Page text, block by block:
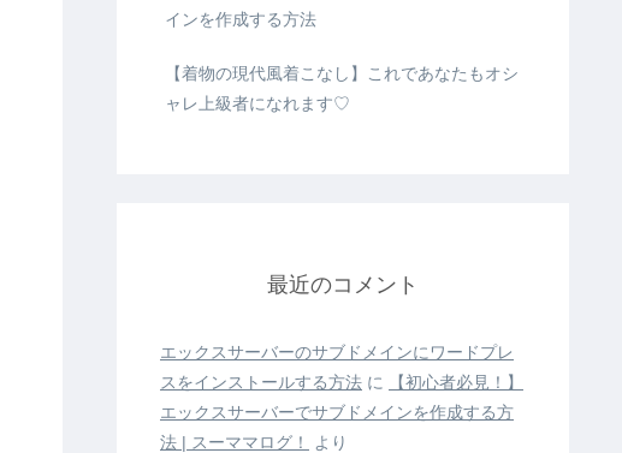
インを作成する方法
【着物の現代風着こなし】これであなたもオシ
ャレ上級者になれます♡
最近のコメント
エックスサーバーのサブドメインにワードプレ
スをインストールする方法 に
【初心者必見！】
エックスサーバーでサブドメインを作成する方
法 | スーママログ！
より